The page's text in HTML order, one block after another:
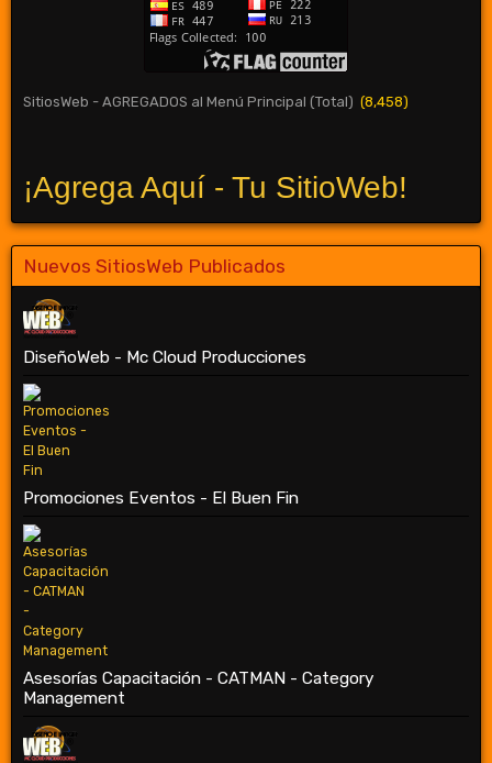
SitiosWeb - AGREGADOS al Menú Principal (Total) (8,458)
¡Agrega Aquí - Tu SitioWeb!
Nuevos SitiosWeb Publicados
DiseñoWeb - Mc Cloud Producciones
Promociones Eventos - El Buen Fin
Asesorías Capacitación - CATMAN - Category
Management